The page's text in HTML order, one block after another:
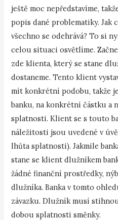
ještě moc nepředstavíme,
popis dané problematiky. Jak
všechno se odehrává? To si
celou situaci osvětlíme.
zde klienta, který se stane
dostaneme. Tento klient
mít konkrétní podobu, takže
banku, na konkrétní částku a
splatnosti. Klient se s touto
náležitosti jsou uvedené v
lhůta splatnosti). Jakmile
stane se klient dlužníkem
žádné finanční prostředky,
dlužníka. Banka v tomto
závazku. Dlužník musí
dobou splatnosti směnky.